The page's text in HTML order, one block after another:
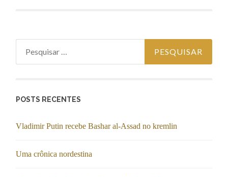
POSTS RECENTES
Vladimir Putin recebe Bashar al-Assad no kremlin
Uma crônica nordestina